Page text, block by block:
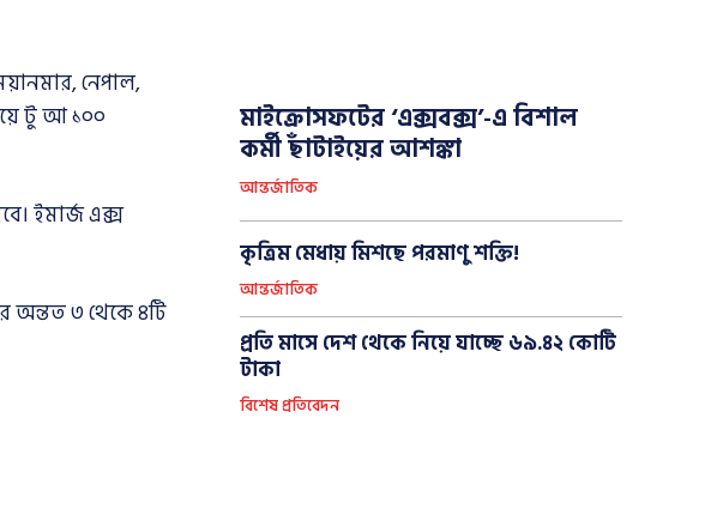
নেপাল,
টু আ ১০০
ইমার্জ এক্স
অন্তত ৩ থেকে ৪টি
মাইক্রোসফটের ‘এক্সবক্স’-এ বিশাল
কর্মী ছাঁটাইয়ের আশঙ্কা
আন্তর্জাতিক
কৃত্রিম মেধায় মিশছে পরমাণু শক্তি!
আন্তর্জাতিক
প্রতি মাসে দেশ থেকে নিয়ে যাচ্ছে ৬৯.৪২ কোটি
টাকা
বিশেষ প্রতিবেদন